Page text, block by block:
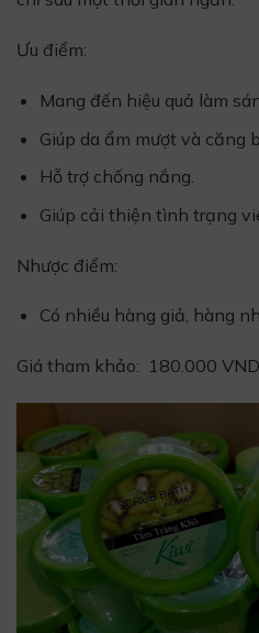
Ưu điểm:
Mang đến hiệu quả làm
Giúp da ẩm mượt và căng
Hỗ trợ chống nắng.
Giúp cải thiện tình trạng
Nhược điểm:
Có nhiều hàng giả, hàng
Giá tham khảo: 180.000